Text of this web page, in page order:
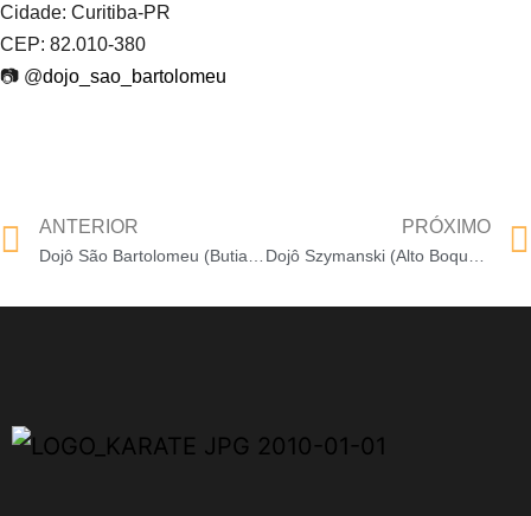
Cidade: Curitiba-PR
CEP: 82.010-380
📷 @dojo_sao_bartolomeu
ANTERIOR
Dojô São Bartolomeu (Butiatuvinha)
PRÓXIMO
Dojô Szymanski (Alto Boqueirão)